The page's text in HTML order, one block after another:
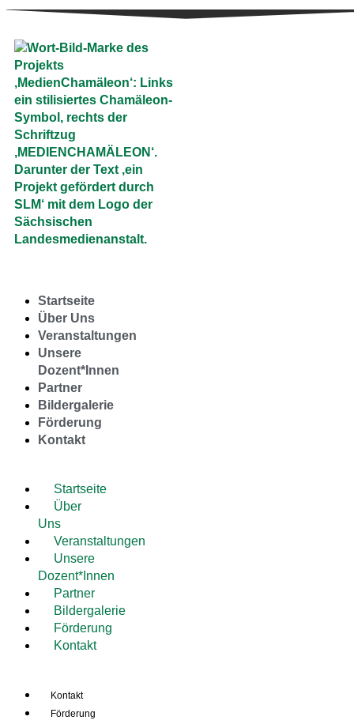
Startseite
Über Uns
Veranstaltungen
Unsere
Dozent*Innen
Partner
Bildergalerie
Förderung
Kontakt
Startseite
Über
Uns
Veranstaltungen
Unsere
Dozent*Innen
Partner
Bildergalerie
Förderung
Kontakt
Kontakt
Förderung